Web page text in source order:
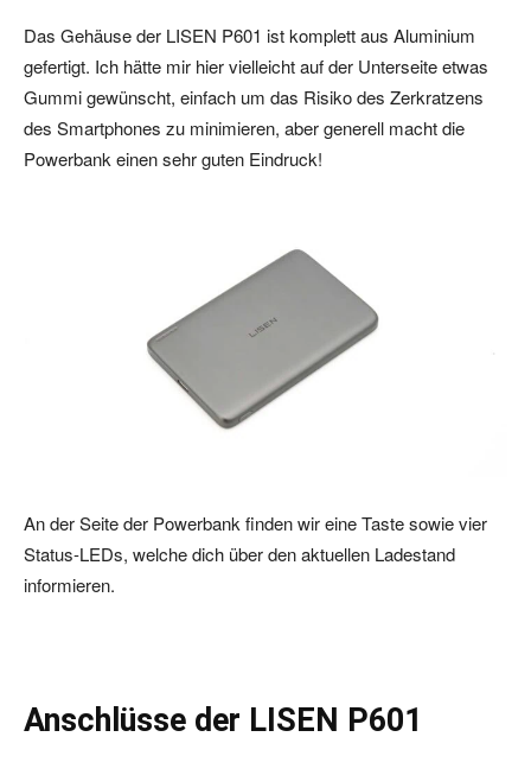
Das Gehäuse der LISEN P601 ist komplett aus Aluminium
gefertigt. Ich hätte mir hier vielleicht auf der Unterseite etwas
Gummi gewünscht, einfach um das Risiko des Zerkratzens
des Smartphones zu minimieren, aber generell macht die
Powerbank einen sehr guten Eindruck!
An der Seite der Powerbank finden wir eine Taste sowie vier
Status-LEDs, welche dich über den aktuellen Ladestand
informieren.
Anschlüsse der LISEN P601